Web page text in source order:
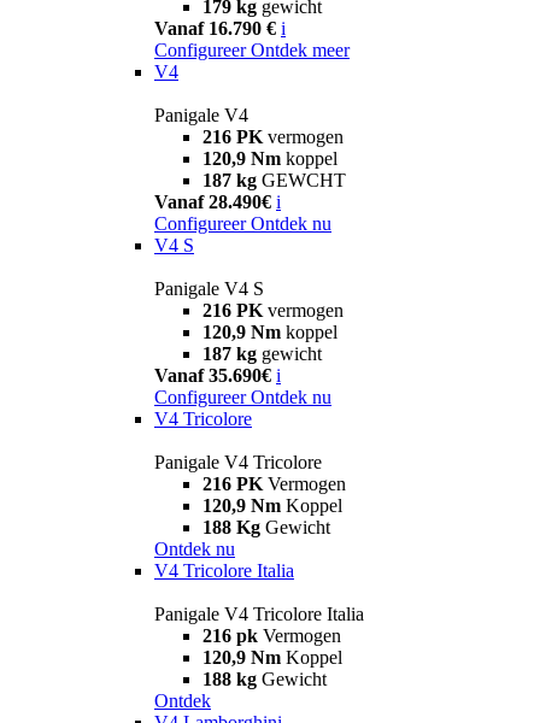
179 kg gewicht
Vanaf 16.790 € i
Configureer Ontdek meer
V4
Panigale V4
216 PK vermogen
120,9 Nm koppel
187 kg GEWCHT
Vanaf 28.490€ i
Configureer Ontdek nu
V4 S
Panigale V4 S
216 PK vermogen
120,9 Nm koppel
187 kg gewicht
Vanaf 35.690€ i
Configureer Ontdek nu
V4 Tricolore
Panigale V4 Tricolore
216 PK Vermogen
120,9 Nm Koppel
188 Kg Gewicht
Ontdek nu
V4 Tricolore Italia
Panigale V4 Tricolore Italia
216 pk Vermogen
120,9 Nm Koppel
188 kg Gewicht
Ontdek